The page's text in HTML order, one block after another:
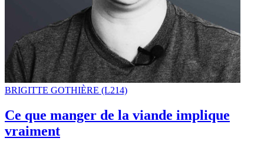
BRIGITTE GOTHIÈRE (L214)
Ce que manger de la viande implique
vraiment